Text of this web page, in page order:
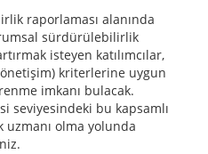
raporlaması alanında
sürdürülebilirlik
isteyen katılımcılar,
kriterlerine uygun
imkanı bulacak.
seviyesindeki bu kapsamlı
olma yolunda